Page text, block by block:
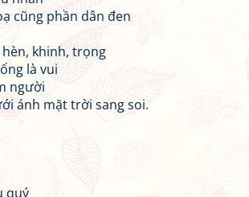
cũng phần dân đen
hèn, khinh, trọng
là vui
người
ánh mặt trời sang soi.